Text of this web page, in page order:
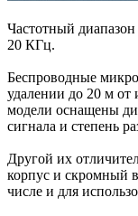
Частотный
20 КГц.
Беспроводные
удалении до 20 м от
модели оснащены
сигнала и степень
Другой их
корпус и скромный
числе и для